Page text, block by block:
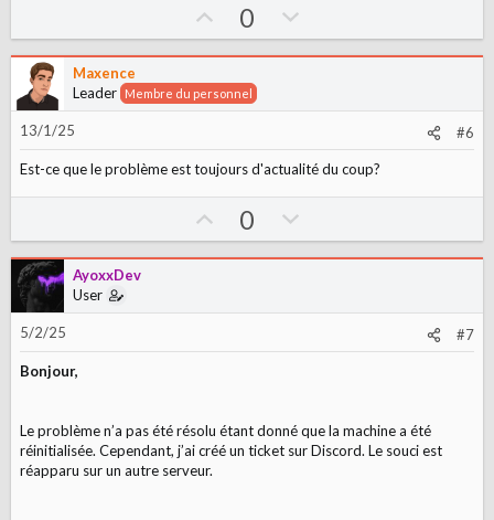
p
v
o
t
e
0
o
w
v
o
t
e
Maxence
Leader
Membre du personnel
13/1/25 #6
Est-ce que le problème est toujours d'actualité du coup?
p
v
t
e
0
o
w
v
o
AyoxxDev
User
5/2/25 #7
Bonjour,
Le problème n’a pas été résolu étant donné que la machine a été
réinitialisée. Cependant, j’ai créé un ticket sur Discord. Le souci est
réapparu sur un autre serveur.